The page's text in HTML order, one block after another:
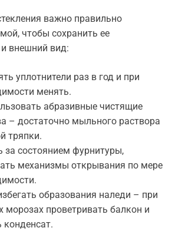
важно правильно
чтобы сохранить ее
внешний вид:
уплотнители раз в год и при
менять.
абразивные чистящие
– достаточно мыльного раствора
тряпки.
за состоянием фурнитуры,
механизмы открывания по мере
образования наледи – при
морозах проветривать балкон и
конденсат.